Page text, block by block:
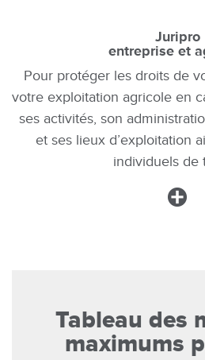
Juripro
entreprise et
Pour protéger les droits de
votre exploitation agricole en
ses activités, son
et ses lieux d’exploitation
individuels de
Tableau des
maximums